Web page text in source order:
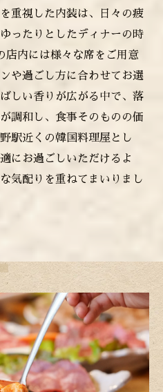
重視した内装は、日々の疲
ったりとしたディナーの時
店内には様々な席をご用意
や過ごし方に合わせてお選
しい香りが広がる中で、落
調和し、食事そのものの価
駅近くの韓国料理屋とし
にお過ごしいただけるよ
気配りを重ねてまいりまし